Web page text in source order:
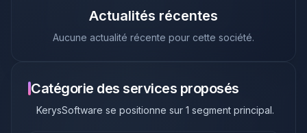
Actualités récentes
Aucune actualité récente pour cette société.
Catégorie des services proposés
KerysSoftware se positionne sur 1 segment principal.